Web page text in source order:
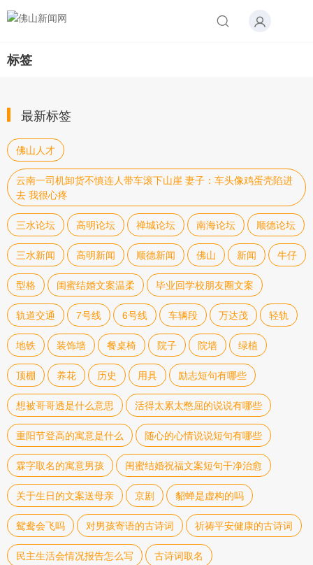
标签
最新标签
佛山人才
云南一司机卸货不慎连人带车滚下山崖 妻子：车头像鸡蛋壳陷进
去 我很心疼
三水论坛 高明论坛 禅城论坛 南海论坛 顺德论坛
三水新闻 高明新闻 顺德新闻 佛山 新闻 牛仔
型格 闺蜜结婚文案温柔 毕业回学校朋友圈文案
轨道交通 7号线 6号线 车辆段 万达茂 轻轨
地铁 装饰墙 餐桌椅 院子 院墙 绿植
顶棚 养花 历史 用具 励志短句有哪些
想被哥哥透是什么意思 活得太累太憋屈的说说有哪些
重阳节登高的寓意是什么 随心的心情说说短句有哪些
霖字取名的寓意男孩 闺蜜结婚祝福文案短句干净治愈
关于生日的文案送母亲 京剧 貂蝉是虚构的吗
鸳鸯会飞吗 对男孩寄语的古诗词 祈祷平安健康的古诗词
民主生活会情况报告怎么写 古诗词取名